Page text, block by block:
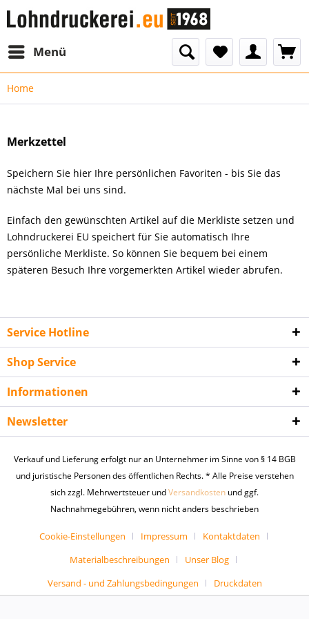
Menü
Home
Merkzettel
Speichern Sie hier Ihre persönlichen Favoriten - bis Sie das
nächste Mal bei uns sind.
Einfach den gewünschten Artikel auf die Merkliste setzen und
Lohndruckerei EU speichert für Sie automatisch Ihre
persönliche Merkliste. So können Sie bequem bei einem
späteren Besuch Ihre vorgemerkten Artikel wieder abrufen.
Service Hotline
Shop Service
Informationen
Newsletter
Verkauf und Lieferung erfolgt nur an Unternehmer im Sinne von § 14 BGB
und juristische Personen des öffentlichen Rechts. * Alle Preise verstehen
sich zzgl. Mehrwertsteuer undVersandkosten und ggf.
Nachnahmegebühren, wenn nicht anders beschrieben
Cookie-Einstellungen Impressum
Kontaktdaten
Materialbeschreibungen
Unser Blog
Versand - und Zahlungsbedingungen
Druckdaten